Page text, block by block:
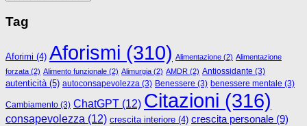
Tag
Aforimi (4) Aforismi (310) Alimentazione (2) Alimentazione
forzata (2) Alimento funzionale (2) Alimurgia (2) AMDR (2) Antiossidante (3)
autenticità(5) autoconsapevolezza (3) Benessere (3) benessere mentale (3)
Cambiamento (3) ChatGPT (12) Citazioni (316)
consapevolezza (12) crescita interiore (4) crescita personale (9)